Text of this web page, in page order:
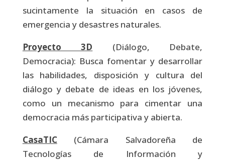
sucintamente la situación en casos de
emergencia y desastres naturales.
Proyecto 3D (Diálogo, Debate,
Democracia): Busca fomentar y desarrollar
las habilidades, disposición y cultura del
diálogo y debate de ideas en los jóvenes,
como un mecanismo para cimentar una
democracia más participativa y abierta.
CasaTIC(Cámara Salvadoreña de
Tecnologías de Información y